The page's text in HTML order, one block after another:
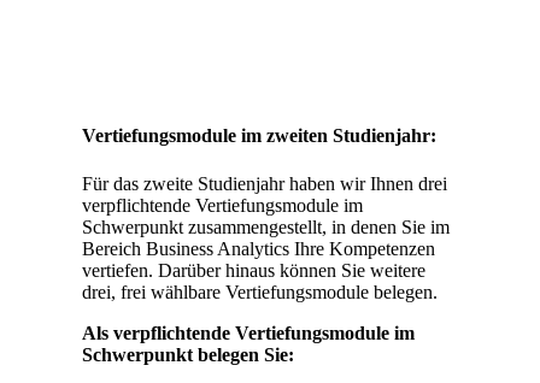
Vertiefungsmodule im zweiten Studienjahr:
Für das zweite Studienjahr haben wir Ihnen drei
verpflichtende Vertiefungsmodule im
Schwerpunkt zusammengestellt, in denen Sie im
Bereich Business Analytics Ihre Kompetenzen
vertiefen. Darüber hinaus können Sie weitere
drei, frei wählbare Vertiefungsmodule belegen.
Als verpflichtende Vertiefungsmodule im
Schwerpunkt belegen Sie: